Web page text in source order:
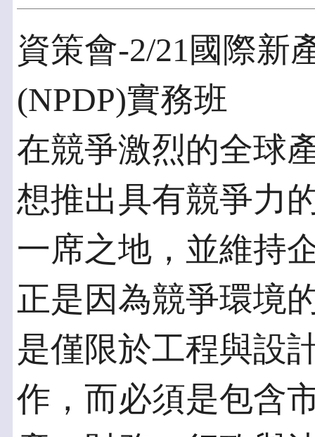
資策會-2/21國際新
(NPDP)實務班
在競爭激烈的全球
想推出具有競爭力
一席之地，並維持
正是因為競爭環境
是僅限於工程與設
作，而必須是包含